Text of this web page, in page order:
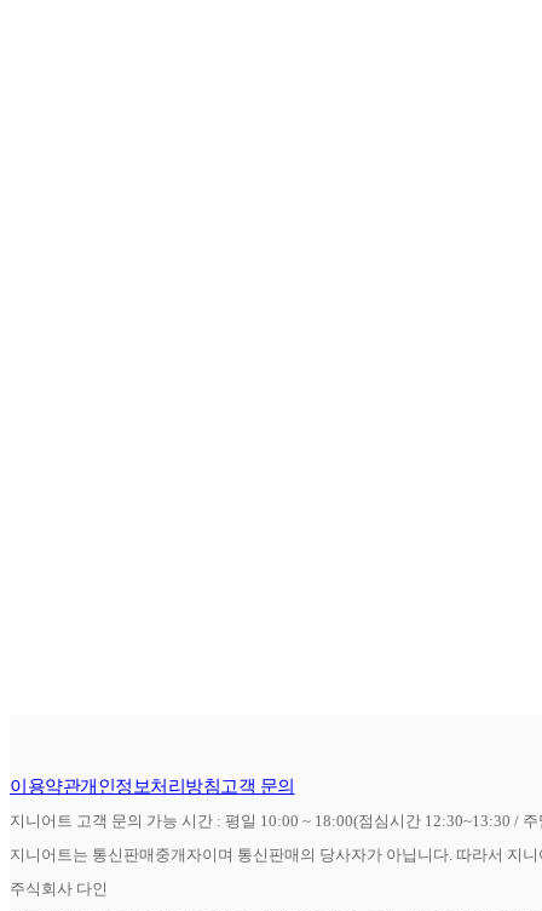
이용약관개인정보처리방침고객 문의
지니어트 고객 문의 가능 시간 : 평일 10:00 ~ 18:00(점심시간 12:30~13:30 /
지니어트는 통신판매중개자이며 통신판매의 당사자가 아닙니다. 따라서 지
주식회사 다인